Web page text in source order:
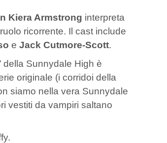
Kiera Armstrong interpreta
ricorrente. Il cast include
e Jack Cutmore-Scott.
della Sunnydale High è
originale (i corridoi della
siamo nella vera Sunnydale
vestiti da vampiri saltano